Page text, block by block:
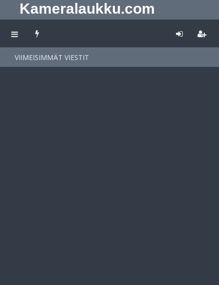
Kameralaukku.com
VIIMEISIMMÄT VIESTIT